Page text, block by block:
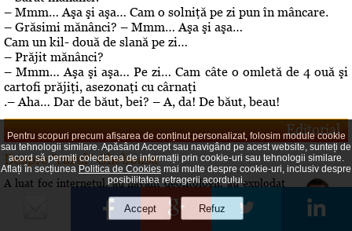
– Mmm… Aşa şi aşa… Cam o solniţă pe zi pun în mâncare.
– Grăsimi mănânci? – Mmm… Aşa şi aşa…
Cam un kil- două de slană pe zi…
– Prăjit mănânci?
– Mmm… Aşa şi aşa… Pe zi… Cam câte o omletă de 4 ouă şi
cartofi prăjiţi, asezonaţi cu cârnaţi
.– Aha… Dar de băut, bei? – A, da! De băut, beau!
Editorial
Despre "cazul" Gheboasa
A luat foc internetul, au navalit deontologii, au explodat
opiniile. Cazul Gheboasa, la mare concurenta cu fata ucisa
in Mangalia care avea initial 12 ani si fusese violata, iar
apoi 18 si ucisa de colega de camera In fapt, un produs al
Pentru scopuri precum afișarea de conținut personalizat, folosim module cookie
sau tehnologii similare. Apăsând Accept sau navigând pe acest website, sunteți de
acord să permiți colectarea de informații prin cookie-uri sau tehnologii similare.
Aflați în secțiunea Politica de Cookies mai multe despre cookie-uri, inclusiv despre
posibilitatea retragerii acordului.